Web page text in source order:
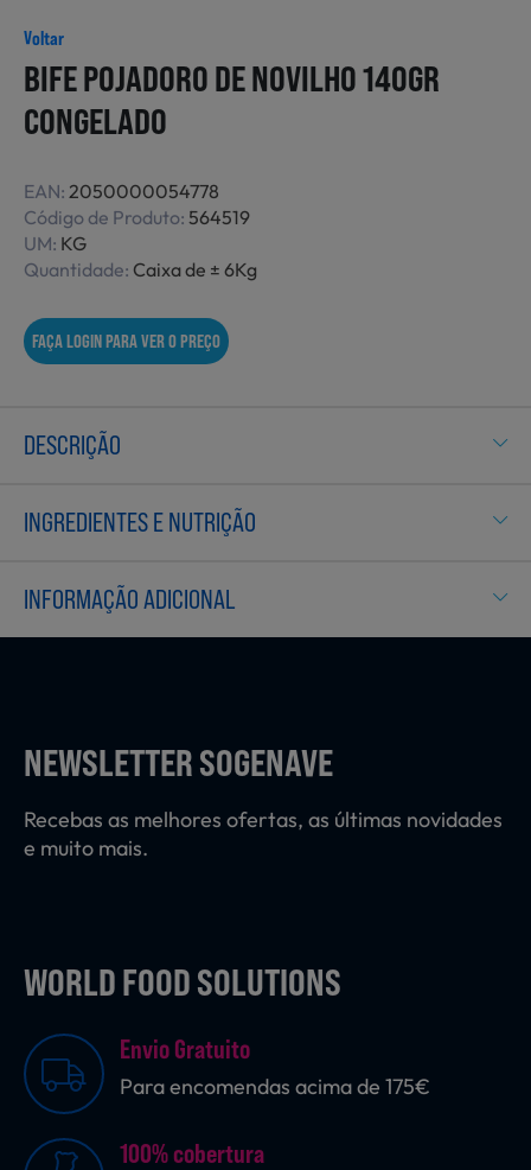
Refeições Prontas
Charcutaria e Enchidos
Pré-confeccionados
Frutas e Legumes
Laticínios, Ovos e Derivados
Mercearia
Padaria e Pastelaria
Nutrição Clínica
Produtos Vegetarianos
Sobremesas
Voltar
BIFE POJADORO DE NOVILHO 140GR
CONGELADO
EAN: 2050000054778
Código de Produto: 564519
UM: KG
Quantidade: Caixa de ± 6Kg
FAÇA LOGIN PARA VER O PREÇO
DESCRIÇÃO
INGREDIENTES E NUTRIÇÃO
INFORMAÇÃO ADICIONAL
NEWSLETTER SOGENAVE
Recebas as melhores ofertas, as últimas novidades
e muito mais.
WORLD FOOD SOLUTIONS
Envio Gratuito
Para encomendas acima de 175€
100% cobertura